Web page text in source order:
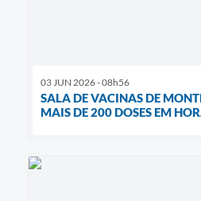
03 JUN 2026 - 08h56
SALA DE VACINAS DE
MAIS DE 200 DOSES EM